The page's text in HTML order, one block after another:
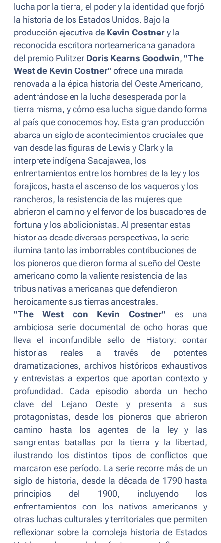
lucha por la tierra, el poder y la identidad que forjó
la historia de los Estados Unidos. Bajo la
producción ejecutiva de Kevin Costner y la
reconocida escritora norteamericana ganadora
del premio Pulitzer Doris Kearns Goodwin, "The
West de Kevin Costner" ofrece una mirada
renovada a la épica historia del Oeste Americano,
adentrándose en la lucha desesperada por la
tierra misma, y cómo esa lucha sigue dando forma
al país que conocemos hoy. Esta gran producción
abarca un siglo de acontecimientos cruciales que
van desde las figuras de Lewis y Clark y la
interprete indígena Sacajawea, los
enfrentamientos entre los hombres de la ley y los
forajidos, hasta el ascenso de los vaqueros y los
rancheros, la resistencia de las mujeres que
abrieron el camino y el fervor de los buscadores de
fortuna y los abolicionistas. Al presentar estas
historias desde diversas perspectivas, la serie
ilumina tanto las imborrables contribuciones de
los pioneros que dieron forma al sueño del Oeste
americano como la valiente resistencia de las
tribus nativas americanas que defendieron
heroicamente sus tierras ancestrales.
"The West con Kevin Costner"es una
ambiciosa serie documental de ocho horas que
lleva el inconfundible sello de History: contar
historias reales a través de potentes
dramatizaciones, archivos históricos exhaustivos
y entrevistas a expertos que aportan contexto y
profundidad. Cada episodio aborda un hecho
clave del Lejano Oeste y presenta a sus
protagonistas, desde los pioneros que abrieron
camino hasta los agentes de la ley y las
sangrientas batallas por la tierra y la libertad,
ilustrando los distintos tipos de conflictos que
marcaron ese período. La serie recorre más de un
siglo de historia, desde la década de 1790 hasta
principios del 1900, incluyendo los
enfrentamientos con los nativos americanos y
otras luchas culturales y territoriales que permiten
reflexionar sobre la compleja historia de Estados